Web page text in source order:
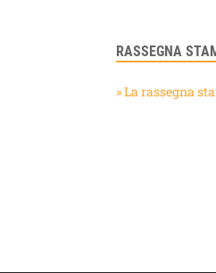
RASSEGNA
» La rassegna